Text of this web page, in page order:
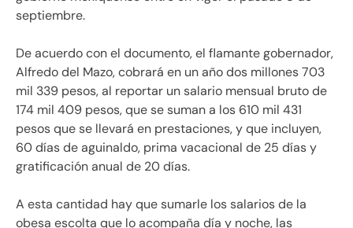
septiembre.
De acuerdo con el documento, el flamante gobernador,
Alfredo del Mazo, cobrará en un año dos millones 703
mil 339 pesos, al reportar un salario mensual bruto de
174 mil 409 pesos, que se suman a los 610 mil 431
pesos que se llevará en prestaciones, y que incluyen,
60 días de aguinaldo, prima vacacional de 25 días y
gratificación anual de 20 días.
A esta cantidad hay que sumarle los salarios de la
obesa escolta que lo acompaña día y noche, las